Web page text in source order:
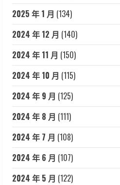
2025 年 1 月 (134)
2024 年 12 月 (140)
2024 年 11 月 (150)
2024 年 10 月 (115)
2024 年 9 月 (125)
2024 年 8 月 (111)
2024 年 7 月 (108)
2024 年 6 月 (107)
2024 年 5 月 (122)